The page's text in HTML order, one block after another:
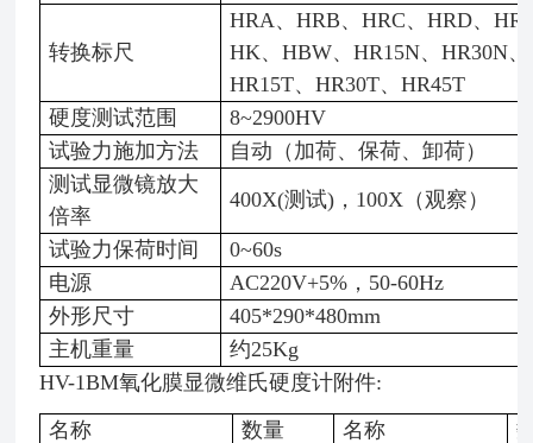
转换标尺
HRA、HRB、HRC、HRD、
HK、HBW、HR15N、HR30N
HR15T、HR30T、HR45T
硬度测试范围
8~2900HV
试验力施加方法
自动（加荷、保荷、卸荷）
测试显微镜放大
倍率
400X(测试)，100X（观察）
试验力保荷时间
0~60s
电源
AC220V+5%，50-60Hz
外形尺寸
405*290*480mm
主机重量
约25Kg
HV-1BM氧化膜显微维氏硬度计附件:
名称
数量 名称